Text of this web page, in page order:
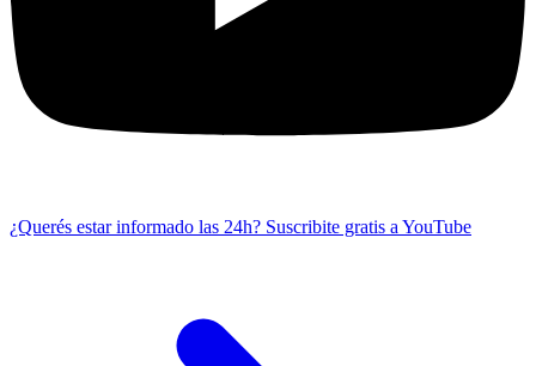
¿Querés estar informado las 24h? Suscribite gratis a YouTube